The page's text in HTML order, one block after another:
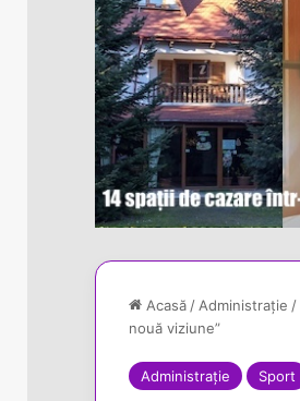
Acasă/Administrație /
nouă viziune”
Administrație Sport